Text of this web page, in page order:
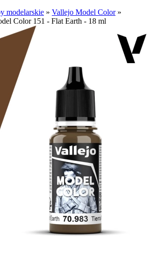
modelarskie » Vallejo Model Color»
Color 151 - Flat Earth - 18 ml